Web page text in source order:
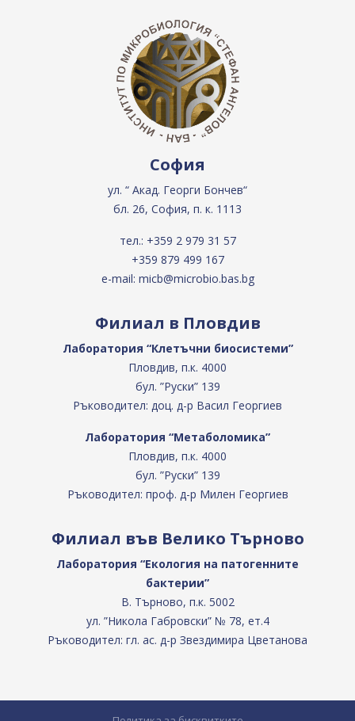
София
ул. “ Акад. Георги Бончев“
бл. 26, София, п. к. 1113
тел.: +359 2 979 31 57
+359 879 499 167
e-mail: micb@microbio.bas.bg
Филиал в Пловдив
Лаборатория “Клетъчни биосистеми”
Пловдив, п.к. 4000
бул. ”Руски” 139
Ръководител: доц. д-р Васил Георгиев
Лаборатория “Метаболомика”
Пловдив, п.к. 4000
бул. ”Руски” 139
Ръководител: проф. д-р Милен Георгиев
Филиал във Велико Търново
Лаборатория “Екология на патогенните
бактерии”
В. Търново, п.к. 5002
ул. ”Никола Габровски” № 78, ет.4
Ръководител: гл. ас. д-р Звездимира Цветанова